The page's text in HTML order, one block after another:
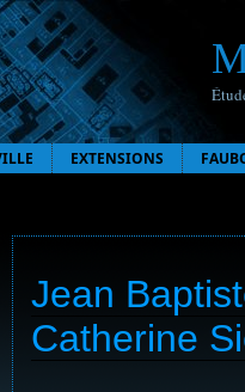
EXTENSIONS
Jean
Catherine